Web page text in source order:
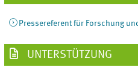
Pressereferent für Forschung
UNTERSTÜTZUNG